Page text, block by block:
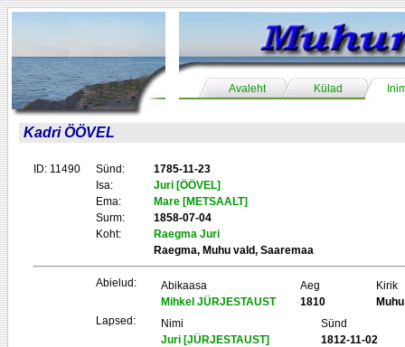
Avaleht Külad
Kadri ÖÖVEL
ID: 11490 Sünd:
1785-11-23
Isa:
Juri [ÖÖVEL]
Ema:
Mare [METSAALT]
Surm:
1858-07-04
Koht:
Raegma Juri
Raegma, Muhu vald, Saaremaa
Abielud: Abikaasa Aeg
Kirik
Mihkel JÜRJESTAUST
1810
Muhu
Lapsed:
Nimi
Sünd
Juri [JÜRJESTAUST]
1812-11-02